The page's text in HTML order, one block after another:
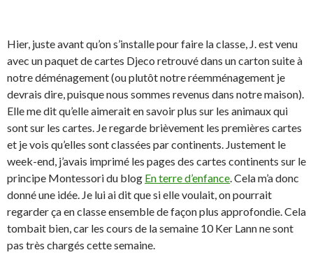
Hier, juste avant qu’on s’installe pour faire la classe, J. est venu
avec un paquet de cartes Djeco retrouvé dans un carton suite à
notre déménagement (ou plutôt notre réemménagement je
devrais dire, puisque nous sommes revenus dans notre maison).
Elle me dit qu’elle aimerait en savoir plus sur les animaux qui
sont sur les cartes. Je regarde brièvement les premières cartes
et je vois qu’elles sont classées par continents. Justement le
week-end, j’avais imprimé les pages des cartes continents sur le
principe Montessori du blog En terre d’enfance. Cela m’a donc
donné une idée. Je lui ai dit que si elle voulait, on pourrait
regarder ça en classe ensemble de façon plus approfondie. Cela
tombait bien, car les cours de la semaine 10 Ker Lann ne sont
pas très chargés cette semaine.